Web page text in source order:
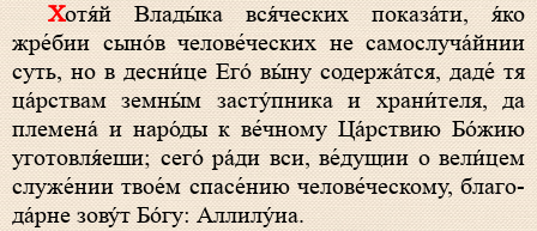
Хо­тя́й Вла­ды́­ка вся́ческих показа́ти, я́ко
жре́бии сыно́в че­ло­ве́­чес­ких не самослуча́йнии
суть, но в десни́це Его́ вы́­ну содержа́тся, даде́ тя
ца́рствам земны́м за­сту́п­ни­ка и храни́теля, да
племена́ и наро́ды к ве́ч­но­му Ца́рствию Бо́­жию
уготовля́еши; се­го́ ра́­ди вси, ве́дущии о вели́цем
служе́нии тво­е́м спа­се́­нию челове́ческому, бла­го­
да́р­не зову́т Бо́­гу: Алли­лу́иа.